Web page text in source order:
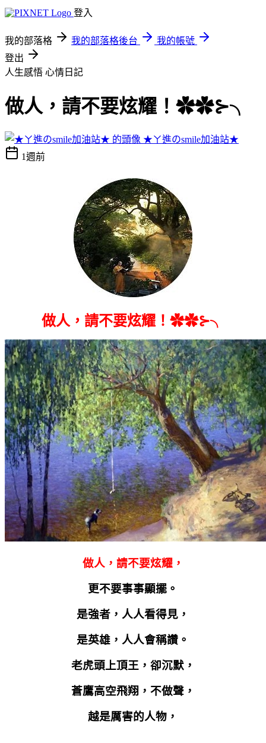
登入
我的部落格 我的部落格後台
我的帳號
登出
人生感悟 心情日記
做人，請不要炫耀！✿✿⊱╮
★ㄚ進のsmile加油站★
1週前
做人，請不要炫耀！✿✿⊱╮
做人，請不要炫耀，
更不要事事顯擺。
是強者，人人看得見，
是英雄，人人會稱讚。
老虎頭上頂王，卻沉默，
蒼鷹高空飛翔，不做聲，
越是厲害的人物，